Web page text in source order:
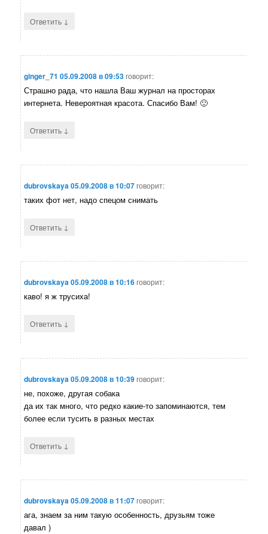
Ответить ↓
ginger_71 05.09.2008 в 09:53говорит:
Страшно рада, что нашла Ваш журнал на просторах
интернета. Невероятная красота. Спасибо Вам! 🙂
Ответить ↓
dubrovskaya05.09.2008 в 10:07говорит:
таких фот нет, надо спецом снимать
Ответить ↓
dubrovskaya05.09.2008 в 10:16говорит:
каво! я ж трусиха!
Ответить ↓
dubrovskaya05.09.2008 в 10:39говорит:
не, похоже, другая собака
да их так много, что редко какие-то запоминаются, тем
более если тусить в разных местах
Ответить ↓
dubrovskaya05.09.2008 в 11:07говорит:
ага, знаем за ним такую особенность, друзьям тоже
давал )